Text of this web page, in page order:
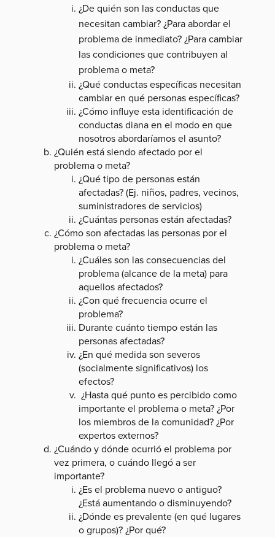
¿De quién son las conductas que
necesitan cambiar? ¿Para abordar el
problema de inmediato? ¿Para cambiar
las condiciones que contribuyen al
problema o meta?
¿Qué conductas específicas necesitan
cambiar en qué personas específicas?
¿Cómo influye esta identificación de
conductas diana en el modo en que
nosotros abordaríamos el asunto?
¿Quién está siendo afectado por el
problema o meta?
¿Qué tipo de personas están
afectadas? (Ej. niños, padres, vecinos,
suministradores de servicios)
¿Cuántas personas están afectadas?
¿Cómo son afectadas las personas por el
problema o meta?
¿Cuáles son las consecuencias del
problema (alcance de la meta) para
aquellos afectados?
¿Con qué frecuencia ocurre el
problema?
Durante cuánto tiempo están las
personas afectadas?
¿En qué medida son severos
(socialmente significativos) los
efectos?
¿Hasta qué punto es percibido como
importante el problema o meta? ¿Por
los miembros de la comunidad? ¿Por
expertos externos?
¿Cuándo y dónde ocurrió el problema por
vez primera, o cuándo llegó a ser
importante?
¿Es el problema nuevo o antiguo?
¿Está aumentando o disminuyendo?
¿Dónde es prevalente (en qué lugares
o grupos)? ¿Por qué?